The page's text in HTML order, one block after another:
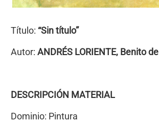
Título: “Sin título”
Autor: ANDRÉS LORIENTE, Benito de
DESCRIPCIÓN MATERIAL
Dominio: Pintura